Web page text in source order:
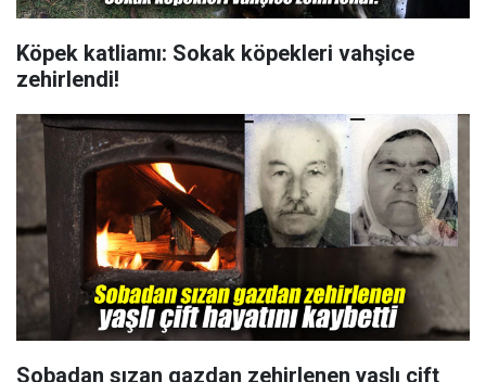
Köpek katliamı: Sokak köpekleri vahşice
zehirlendi!
Sobadan sızan gazdan zehirlenen yaşlı çift